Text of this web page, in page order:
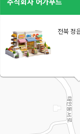
전북 정